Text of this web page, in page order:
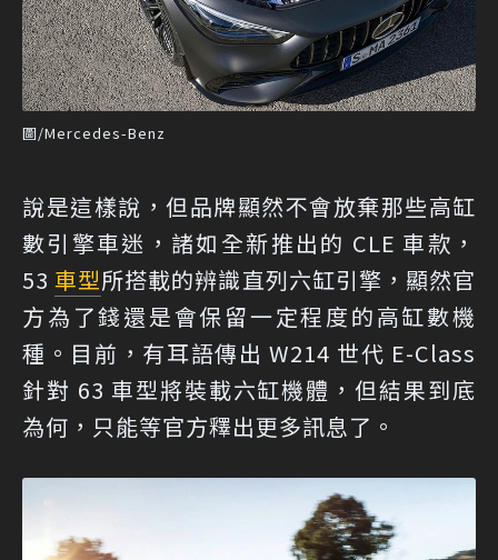
圖/Mercedes-Benz
說是這樣說，但品牌顯然不會放棄那些高缸
數引擎車迷，諸如全新推出的 CLE 車款，
53車型所搭載的辨識直列六缸引擎，顯然官
方為了錢還是會保留一定程度的高缸數機
種。目前，有耳語傳出 W214 世代 E-Class
針對 63 車型將裝載六缸機體，但結果到底
為何，只能等官方釋出更多訊息了。